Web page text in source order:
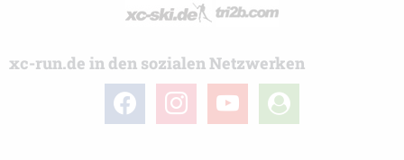
xc-run.de in den sozialen Netzwerken
facebook instagramyoutube
user-
circle